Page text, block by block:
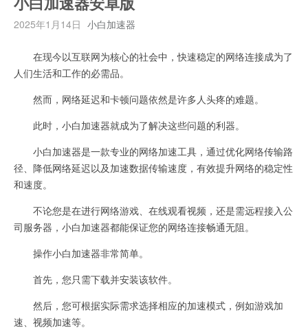
小白加速器安卓版
2025年1月14日 小白加速器
在现今以互联网为核心的社会中，快速稳定的网络连接成为了
人们生活和工作的必需品。
然而，网络延迟和卡顿问题依然是许多人头疼的难题。
此时，小白加速器就成为了解决这些问题的利器。
小白加速器是一款专业的网络加速工具，通过优化网络传输路
径、降低网络延迟以及加速数据传输速度，有效提升网络的稳定性
和速度。
不论您是在进行网络游戏、在线观看视频，还是需远程接入公
司服务器，小白加速器都能保证您的网络连接畅通无阻。
操作小白加速器非常简单。
首先，您只需下载并安装该软件。
然后，您可根据实际需求选择相应的加速模式，例如游戏加
速、视频加速等。